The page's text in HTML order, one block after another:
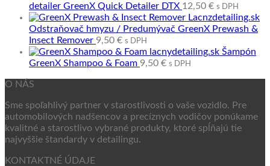
detailer GreenX Quick Detailer DTX 12,50 € s DPH
Odstraňovač hmyzu / Predumývač GreenX Prewash &
Insect Remover 9,50 € s DPH
Šampón
GreenX Shampoo & Foam 9,50 € s DPH
O NÁS
Sme spoľahlivý partner v starostlivosti o vaše vozidlo. Pre
automobilových nadšencov a precíznych vodičov ponúkame
kvalitné a starostlivo vybrané produkty, ktoré spĺňajú tie
najvyššie štandardy v detailingu.
KONTAKTNÉ ÚDAJE